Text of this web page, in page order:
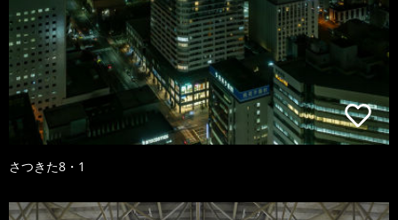
さつきた8・1